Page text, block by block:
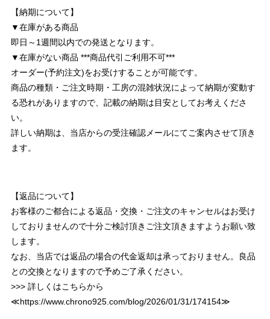
【納期について】
▼在庫がある商品
即日～1週間以内での発送となります。
▼在庫がない商品 ***商品代引ご利用不可***
オーダー(予約注文)をお受けすることが可能です。
商品の種類・ご注文時期・工房の混雑状況によって納期が変動す
る恐れがありますので、記載の納期は目安としてお考えくださ
い。
詳しい納期は、当店からの受注確認メールにてご案内させて頂き
ます。
【返品について】
お客様のご都合による返品・交換・ご注文のキャンセルはお受け
しておりませんので十分ご検討頂きご注文頂きますようお願い致
します。
なお、当店では返品の場合の代金返却は承っておりません。良品
との交換となりますので予めご了承ください。
>>> 詳しくはこちらから
≪https://www.chrono925.com/blog/2026/01/31/174154≫